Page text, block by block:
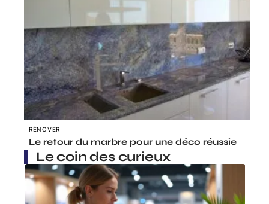
RÉNOVER
Le retour du marbre pour une déco réussie
Le coin des curieux